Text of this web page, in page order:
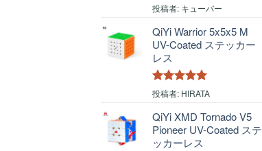
5段階中 4
投稿者: キューバー
QiYi Warrior 5x5x5 M
UV-Coated ステッカー
レス
5段階中5の
投稿者: HIRATA
QiYi XMD Tornado V5
Pioneer UV-Coated ステ
ッカーレス